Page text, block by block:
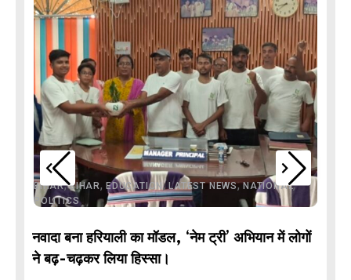
BIHAR,BIHAR, EDUCATION,LATEST NEWS,NATIONAL,
POLITICS
नवादा बना हरियाली का मॉडल, ‘नेम ट्री’ अभियान में लोगों
ने बढ़-चढ़कर लिया हिस्सा।